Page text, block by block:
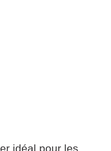
idéal pour les